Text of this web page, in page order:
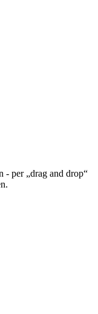
- per „drag and drop“